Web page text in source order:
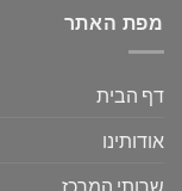
מפת האתר
דף הבית
אודותינו
שרותי המרכז